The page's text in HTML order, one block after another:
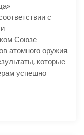
с
Союзе
атомного оружия.
которые
успешно